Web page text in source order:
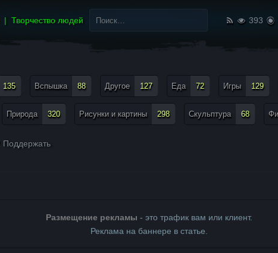
Творчество людей
Найти:
393
135 Вспышка 88 Другое 127 Еда 72 Игры 129
Природа 320 Рисунки и картины 298 Скульптура 68
Поддержать
Размещение рекламы - это трафик вам или клиент.
Реклама на баннере в статье.